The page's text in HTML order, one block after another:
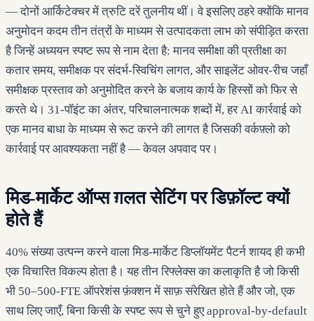
— दोनों आर्किटेक्चर में त्रुटि दरें तुलनीय थीं। वे इसलिए ठहरे क्योंकि मानव
अनुमोदन कदम तीन तंत्रों के माध्यम से उत्पादकता लाभ को संपीड़ित करता
है जिन्हें अध्ययन स्पष्ट रूप से नाम देता है: मानव समीक्षा की प्रतीक्षा का
कतार समय, समीक्षक पर संदर्भ-स्विचिंग लागत, और साइलेंट ओवर-रीच जहाँ
समीक्षक प्रस्ताव को अनुमोदित करने के बजाय कार्य के हिस्सों को फिर से
करते थे। 31-पॉइंट का अंतर, परिचालनात्मक शब्दों में, हर AI कार्रवाई को
एक मानव बाधा के माध्यम से रूट करने की लागत है जिसकी वर्कफ़्लो को
कार्रवाई पर आवश्यकता नहीं है — केवल अपवाद पर।
मिड-मार्केट ऑप्स ग़लत सेटिंग पर डिफ़ॉल्ट क्यों
होते हैं
40% संख्या उत्पन्न करने वाला मिड-मार्केट डिप्लॉयमेंट पैटर्न शायद ही कभी
एक विचारित विकल्प होता है। यह तीन रिफ्लेक्स का कलाकृति है जो किसी
भी 50–500-FTE ऑपरेशंस फ़ंक्शन में साफ़ संरेखित होते हैं और जो, एक
साथ लिए जाएँ, बिना किसी के स्पष्ट रूप से चुने हुए approval-by-default